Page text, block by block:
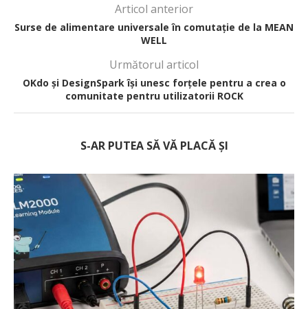
Articol anterior
Surse de alimentare universale în comutație de la MEAN
WELL
Următorul articol
OKdo și DesignSpark își unesc forțele pentru a crea o
comunitate pentru utilizatorii ROCK
S-AR PUTEA SĂ VĂ PLACĂ ȘI